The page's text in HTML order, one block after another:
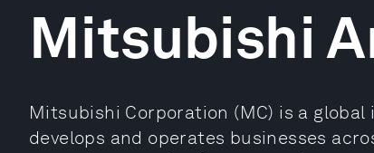
Mitsubishi
Mitsubishi Corporation (MC) is a
develops and operates businesses